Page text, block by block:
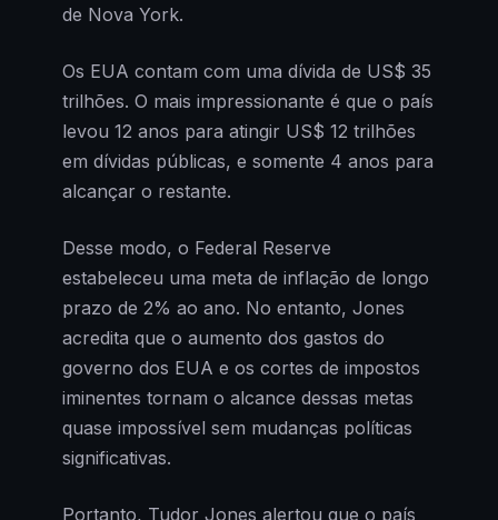
de Nova York.
Os EUA contam com uma dívida de US$ 35
trilhões. O mais impressionante é que o país
levou 12 anos para atingir US$ 12 trilhões
em dívidas públicas, e somente 4 anos para
alcançar o restante.
Desse modo, o Federal Reserve
estabeleceu uma meta de inflação de longo
prazo de 2% ao ano. No entanto, Jones
acredita que o aumento dos gastos do
governo dos EUA e os cortes de impostos
iminentes tornam o alcance dessas metas
quase impossível sem mudanças políticas
significativas.
Portanto, Tudor Jones alertou que o país